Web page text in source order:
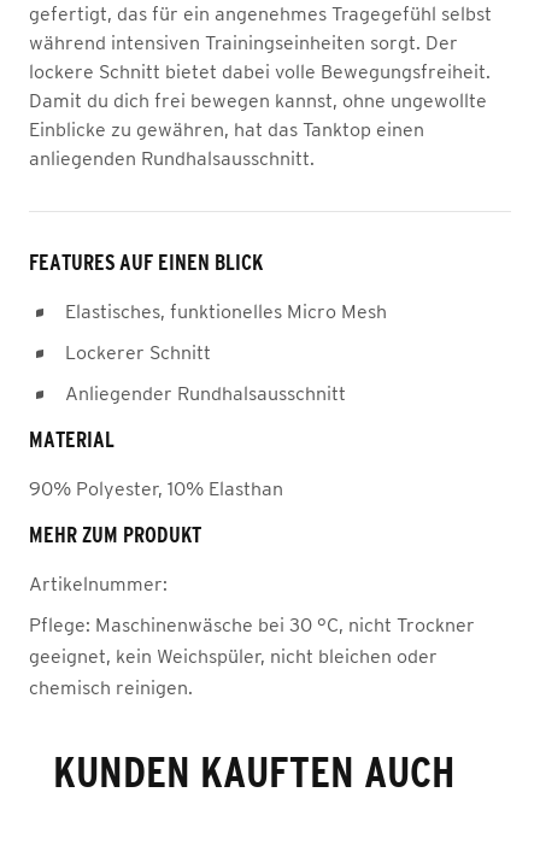
gefertigt, das für ein angenehmes Tragegefühl selbst
während intensiven Trainingseinheiten sorgt. Der
lockere Schnitt bietet dabei volle Bewegungsfreiheit.
Damit du dich frei bewegen kannst, ohne ungewollte
Einblicke zu gewähren, hat das Tanktop einen
anliegenden Rundhalsausschnitt.
FEATURES AUF EINEN BLICK
Elastisches, funktionelles Micro Mesh
Lockerer Schnitt
Anliegender Rundhalsausschnitt
MATERIAL
90% Polyester, 10% Elasthan
MEHR ZUM PRODUKT
Artikelnummer:
Pflege: Maschinenwäsche bei 30 °C, nicht Trockner
geeignet, kein Weichspüler, nicht bleichen oder
chemisch reinigen.
KUNDEN KAUFTEN AUCH